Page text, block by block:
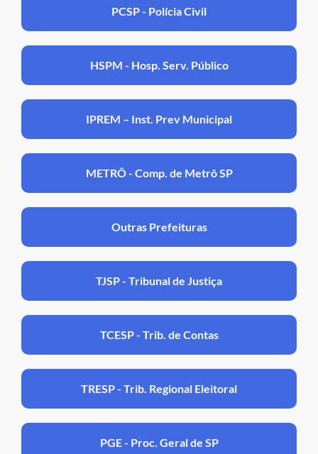
PCSP - Polícia Civil
HSPM - Hosp. Serv. Público
IPREM – Inst. Prev Municipal
METRÔ - Comp. de Metrô SP
Outras Prefeituras
TJSP - Tribunal de Justiça
TCESP - Trib. de Contas
TRESP - Trib. Regional Eleitoral
PGE - Proc. Geral de SP